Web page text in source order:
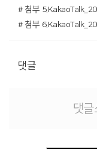
# 첨부
# 첨부
댓글
댓글